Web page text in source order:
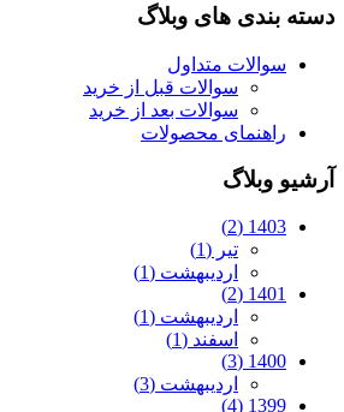
دسته بندی های وبلاگ
سوالات متداول
سوالات قبل از خرید
سوالات بعد از خرید
راهنمای محصولات
آرشیو وبلاگ
1403 (2)
تیر (1)
اردیبهشت (1)
1401 (2)
اردیبهشت (1)
اسفند (1)
1400 (3)
اردیبهشت (3)
1399 (4)